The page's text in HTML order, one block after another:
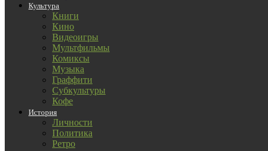
Культура
Книги
Кино
Видеоигры
Мультфильмы
Комиксы
Музыка
Граффити
Субкультуры
Кофе
История
Личности
Политика
Ретро